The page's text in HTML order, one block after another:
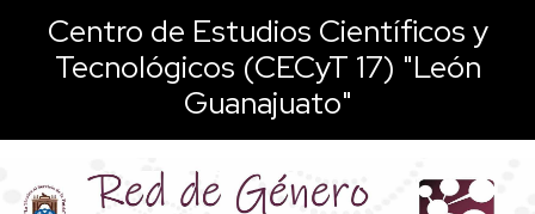
Centro de Estudios Científicos y
Tecnológicos (CECyT 17) "León
Guanajuato"